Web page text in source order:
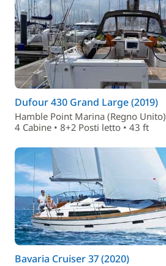
Dufour 430 Grand Large (2019)
Hamble Point Marina (Regno Unito)
4 Cabine • 8+2 Posti letto • 43 ft
Bavaria Cruiser 37 (2020)